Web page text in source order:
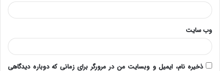
وب‌ سایت
ذخیره نام، ایمیل و وبسایت من در مرورگر برای زمانی که دوباره دیدگاهی